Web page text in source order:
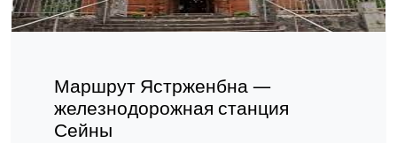
Маршрут Ястрженбна —
железнодорожная станция
Сейны